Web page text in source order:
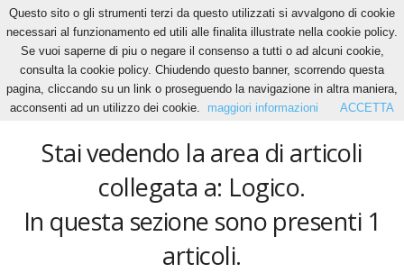
Home Tags Logico
Logico
Stai vedendo la area di articoli
collegata a: Logico.
In questa sezione sono presenti 1
articoli.
Questo sito o gli strumenti terzi da questo utilizzati si avvalgono di cookie
necessari al funzionamento ed utili alle finalita illustrate nella cookie policy.
Se vuoi saperne di piu o negare il consenso a tutti o ad alcuni cookie,
consulta la cookie policy. Chiudendo questo banner, scorrendo questa
pagina, cliccando su un link o proseguendo la navigazione in altra maniera,
acconsenti ad un utilizzo dei cookie.
maggiori informazioni ACCETTA